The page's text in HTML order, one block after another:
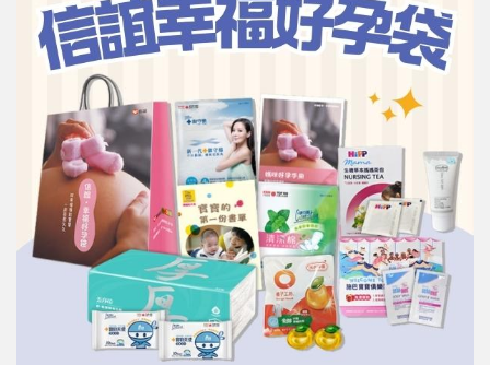
信誼基金會 附設幼兒園